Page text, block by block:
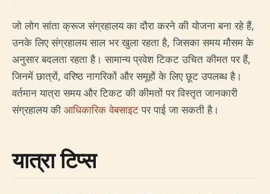
जो लोग सांता क्रूज संग्रहालय का दौरा करने की योजना बना रहे हैं,
उनके लिए संग्रहालय साल भर खुला रहता है, जिसका समय मौसम के
अनुसार बदलता रहता है। सामान्य प्रवेश टिकट उचित कीमत पर हैं,
जिनमें छात्रों, वरिष्ठ नागरिकों और समूहों के लिए छूट उपलब्ध है।
वर्तमान यात्रा समय और टिकट की कीमतों पर विस्तृत जानकारी
संग्रहालय की आधिकारिक वेबसाइट पर पाई जा सकती है।
यात्रा टिप्स